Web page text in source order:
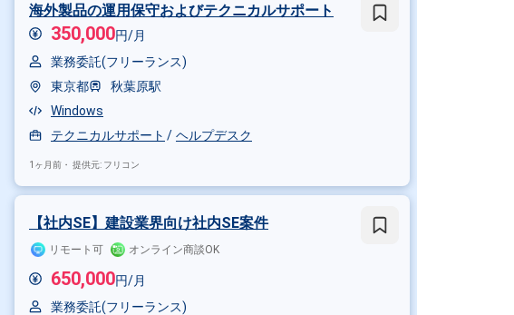
海外製品の運用保守およびテクニカルサポート
350,000円/月
業務委託(フリーランス)
東京都
秋葉原駅
Windows
テクニカルサポート
ヘルプデスク
1ヶ月前・ 提供元: フリコン
【社内SE】建設業界向け社内SE案件
リモート可 オンライン商談OK
650,000円/月
業務委託(フリーランス)